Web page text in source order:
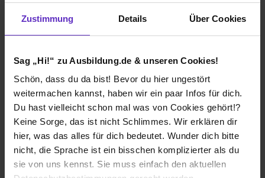
Zustimmung Details Über Cookies
Sag „Hi!“ zu Ausbildung.de & unseren Cookies!
Schön, dass du da bist! Bevor du hier ungestört
weitermachen kannst, haben wir ein paar Infos für dich.
Du hast vielleicht schon mal was von Cookies gehört!?
Keine Sorge, das ist nicht Schlimmes. Wir erklären dir
hier, was das alles für dich bedeutet. Wunder dich bitte
nicht, die Sprache ist ein bisschen komplizierter als du
sie von uns kennst. Sie muss einfach den aktuellen
Ausbildung zum Kaufmann im Groß- und
Außenhandelsmanagement 2026 (m/w/d)
Lebensmittel
bei L. Stroetmann Unternehmensgruppe
48163 Münster
01.08.2026
1 freier Platz